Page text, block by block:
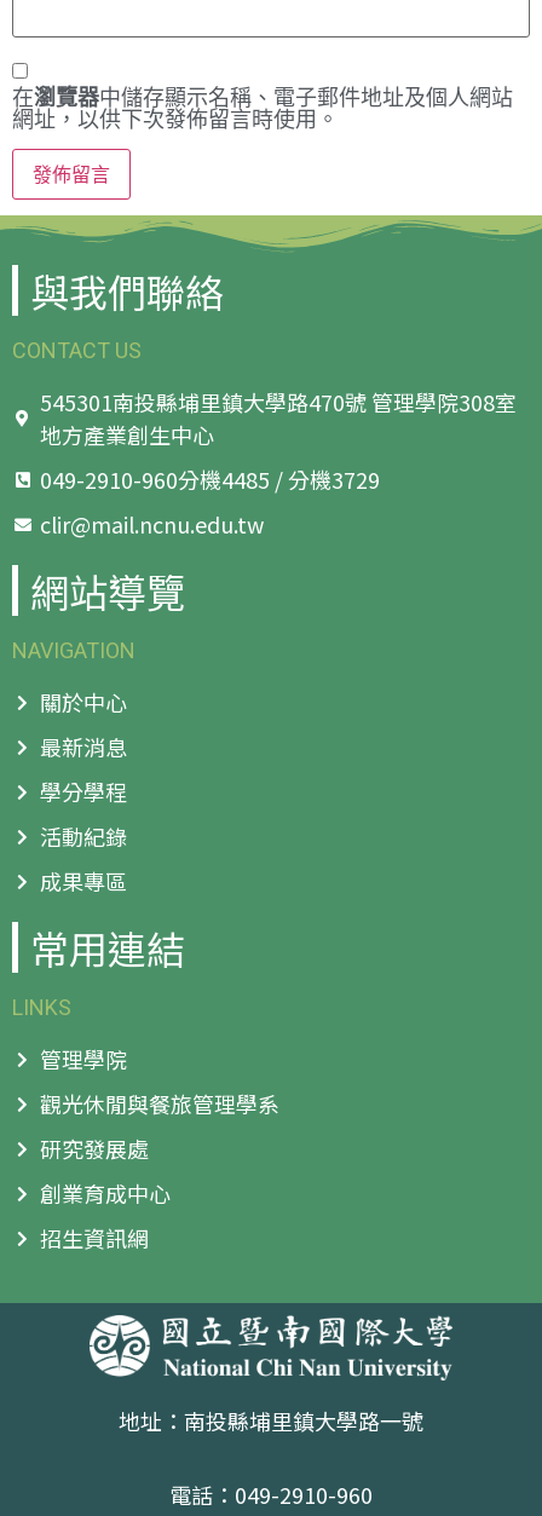
在瀏覽器中儲存顯示名稱、電子郵件地址及個人網站
網址，以供下次發佈留言時使用。
與我們聯絡
CONTACT US
545301南投縣埔里鎮大學路470號 管理學院308室
地方產業創生中心
049-2910-960分機4485 / 分機3729
clir@mail.ncnu.edu.tw
網站導覽
NAVIGATION
關於中心
最新消息
學分學程
活動紀錄
成果專區
常用連結
LINKS
管理學院
觀光休閒與餐旅管理學系
研究發展處
創業育成中心
招生資訊網
地址：南投縣埔里鎮大學路一號
電話：049-2910-960